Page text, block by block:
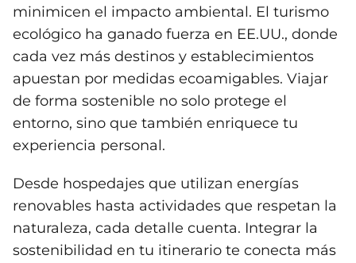
minimicen el impacto ambiental. El turismo
ecológico ha ganado fuerza en EE.UU., donde
cada vez más destinos y establecimientos
apuestan por medidas ecoamigables. Viajar
de forma sostenible no solo protege el
entorno, sino que también enriquece tu
experiencia personal.
Desde hospedajes que utilizan energías
renovables hasta actividades que respetan la
naturaleza, cada detalle cuenta. Integrar la
sostenibilidad en tu itinerario te conecta más